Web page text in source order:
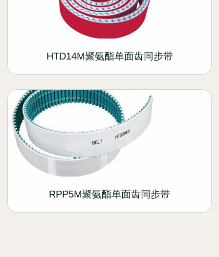
HTD14M聚氨酯单面齿同步带
RPP5M聚氨酯单面齿同步带